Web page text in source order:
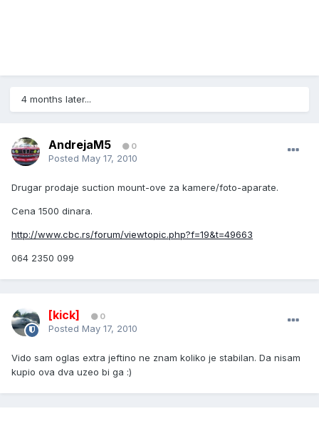
4 months later...
AndrejaM5 0
Posted May 17, 2010
Drugar prodaje suction mount-ove za kamere/foto-aparate.
Cena 1500 dinara.
http://www.cbc.rs/forum/viewtopic.php?f=19&t=49663
064 2350 099
[kick] 0
Posted May 17, 2010
Vido sam oglas extra jeftino ne znam koliko je stabilan. Da nisam
kupio ova dva uzeo bi ga :)